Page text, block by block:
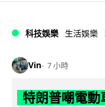
科技娛樂 生活娛樂
Vin 7 小時
特朗普嘲電動